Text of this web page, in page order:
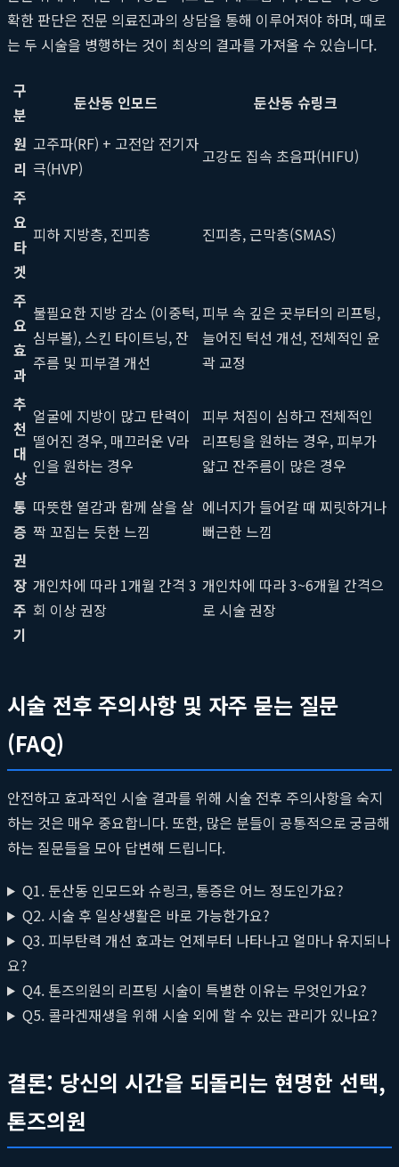
확한 판단은 전문 의료진과의 상담을 통해 이루어져야 하며, 때로
는 두 시술을 병행하는 것이 최상의 결과를 가져올 수 있습니다.
구
분
둔산동 인모드
둔산동 슈링크
원
리
고주파(RF) + 고전압 전기자
극(HVP)
고강도 집속 초음파(HIFU)
주
요
타
겟
피하 지방층, 진피층 진피층, 근막층(SMAS)
주
요
효
과
불필요한 지방 감소 (이중턱,
심부볼), 스킨 타이트닝, 잔
주름 및 피부결 개선
피부 속 깊은 곳부터의 리프팅,
늘어진 턱선 개선, 전체적인 윤
곽 교정
추
천
대
상
얼굴에 지방이 많고 탄력이
떨어진 경우, 매끄러운 V라
인을 원하는 경우
피부 처짐이 심하고 전체적인
리프팅을 원하는 경우, 피부가
얇고 잔주름이 많은 경우
통
증
따뜻한 열감과 함께 살을 살
짝 꼬집는 듯한 느낌
에너지가 들어갈 때 찌릿하거나
뻐근한 느낌
권
장
주
기
개인차에 따라 1개월 간격 3
회 이상 권장
개인차에 따라 3~6개월 간격으
로 시술 권장
시술 전후 주의사항 및 자주 묻는 질문
(FAQ)
안전하고 효과적인 시술 결과를 위해 시술 전후 주의사항을 숙지
하는 것은 매우 중요합니다. 또한, 많은 분들이 공통적으로 궁금해
하는 질문들을 모아 답변해 드립니다.
Q1. 둔산동 인모드와 슈링크, 통증은 어느 정도인가요?
Q2. 시술 후 일상생활은 바로 가능한가요?
Q3. 피부탄력 개선 효과는 언제부터 나타나고 얼마나 유지되나
요?
Q4. 톤즈의원의 리프팅 시술이 특별한 이유는 무엇인가요?
Q5. 콜라겐재생을 위해 시술 외에 할 수 있는 관리가 있나요?
결론: 당신의 시간을 되돌리는 현명한 선택,
톤즈의원